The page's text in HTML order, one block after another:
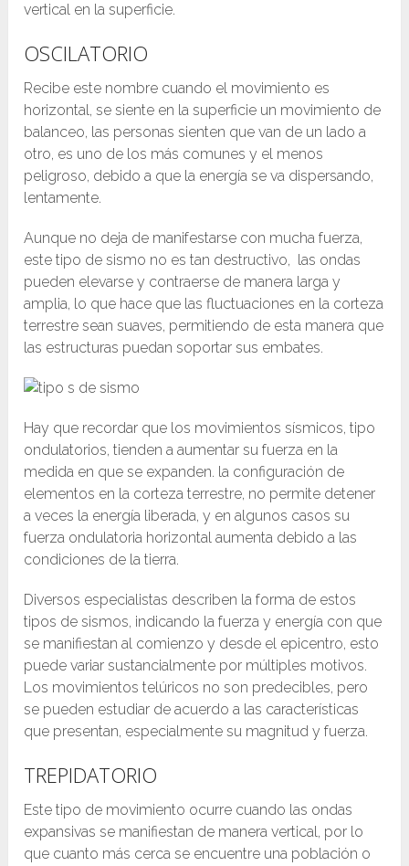
vertical en la superficie.
OSCILATORIO
Recibe este nombre cuando el movimiento es
horizontal, se siente en la superficie un movimiento de
balanceo, las personas sienten que van de un lado a
otro, es uno de los más comunes y el menos
peligroso, debido a que la energía se va dispersando,
lentamente.
Aunque no deja de manifestarse con mucha fuerza,
este tipo de sismo no es tan destructivo, las ondas
pueden elevarse y contraerse de manera larga y
amplia, lo que hace que las fluctuaciones en la corteza
terrestre sean suaves, permitiendo de esta manera que
las estructuras puedan soportar sus embates.
Hay que recordar que los movimientos sísmicos, tipo
ondulatorios, tienden a aumentar su fuerza en la
medida en que se expanden. la configuración de
elementos en la corteza terrestre, no permite detener
a veces la energía liberada, y en algunos casos su
fuerza ondulatoria horizontal aumenta debido a las
condiciones de la tierra.
Diversos especialistas describen la forma de estos
tipos de sismos, indicando la fuerza y energía con que
se manifiestan al comienzo y desde el epicentro, esto
puede variar sustancialmente por múltiples motivos.
Los movimientos telúricos no son predecibles, pero
se pueden estudiar de acuerdo a las características
que presentan, especialmente su magnitud y fuerza.
TREPIDATORIO
Este tipo de movimiento ocurre cuando las ondas
expansivas se manifiestan de manera vertical, por lo
que cuanto más cerca se encuentre una población o